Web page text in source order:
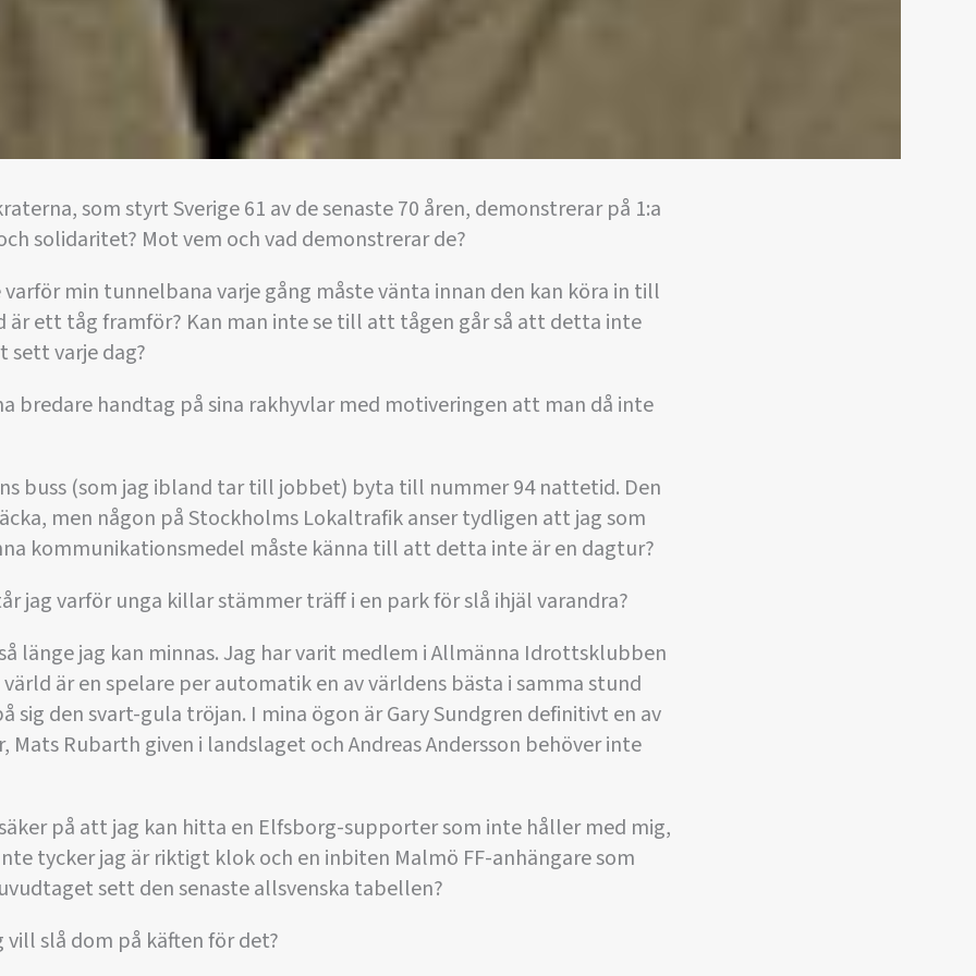
som styrt Sverige 61 av de senaste 70 åren, demonstrerar på 1:a
solidaritet? Mot vem och vad demonstrerar de?
min tunnelbana varje gång måste vänta innan den kan köra in till
ett tåg framför? Kan man inte se till att tågen går så att detta inte
sett varje dag?
bredare handtag på sina rakhyvlar med motiveringen att man då inte
buss (som jag ibland tar till jobbet) byta till nummer 94 nattetid. Den
men någon på Stockholms Lokaltrafik anser tydligen att jag som
kommunikationsmedel måste känna till att detta inte är en dagtur?
jag varför unga killar stämmer träff i en park för slå ihjäl varandra?
länge jag kan minnas. Jag har varit medlem i Allmänna Idrottsklubben
värld är en spelare per automatik en av världens bästa i samma stund
sig den svart-gula tröjan. I mina ögon är Gary Sundgren definitivt en av
Mats Rubarth given i landslaget och Andreas Andersson behöver inte
på att jag kan hitta en Elfsborg-supporter som inte håller med mig,
tycker jag är riktigt klok och en inbiten Malmö FF-anhängare som
sett den senaste allsvenska tabellen?
vill slå dom på käften för det?